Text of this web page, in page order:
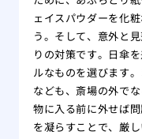
ェイスパウダーを化
う。そして、意外と
りの対策です。日傘
ルなものを選びます
なども、斎場の外で
物に入る前に外せば
を凝らすことで、厳